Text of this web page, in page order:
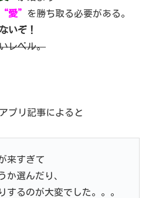
“愛” を勝ち取る必要がある。
いぞ！
レベル。
プリ記事によると
来すぎて
か選んだり、
するのが大変でした。。。